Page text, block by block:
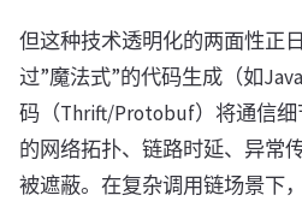
但这种技术透明化的两面性正
过”魔法式”的代码生成（如
码（Thrift/Protobuf）将通信
的网络拓扑、链路时延、异常
被遮蔽。在复杂调用链场景下